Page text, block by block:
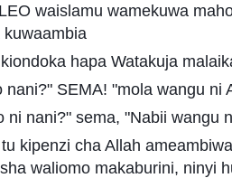
waislamu wamekuwa
hapa Watakuja
nani?" SEMA! "mola wangu ni
ni nani?" sema, "Nabii wangu
kipenzi cha Allah
waliomo makaburini, ninyi